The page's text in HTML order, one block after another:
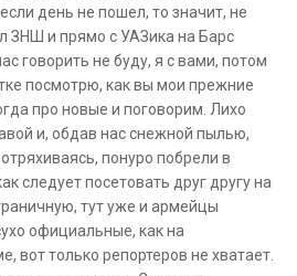
день не пошел, то значит, не
ЗНШ и прямо с УАЗика на Барс
говорить не буду, я с вами, потом
посмотрю, как вы мои прежние
про новые и поговорим. Лихо
и, обдав нас снежной пылью,
понуро побрели в
следует посетовать друг другу на
тут уже и армейцы
официальные, как на
вот только репортеров не хватает.